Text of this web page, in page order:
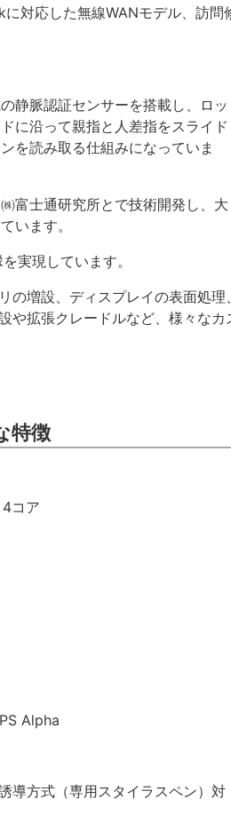
対応した無線WANモデル、訪問
静脈認証センサーを搭載し、ロッ
に沿って親指と人差指をスライド
を読み取る仕組みになっていま
富士通研究所とで技術開発し、大
います。
実現しています。
増設、ディスプレイの表面処理、
や拡張クレードルなど、様々なカ
特徴
コア
Alpha
導方式（専用スタイラスペン）対